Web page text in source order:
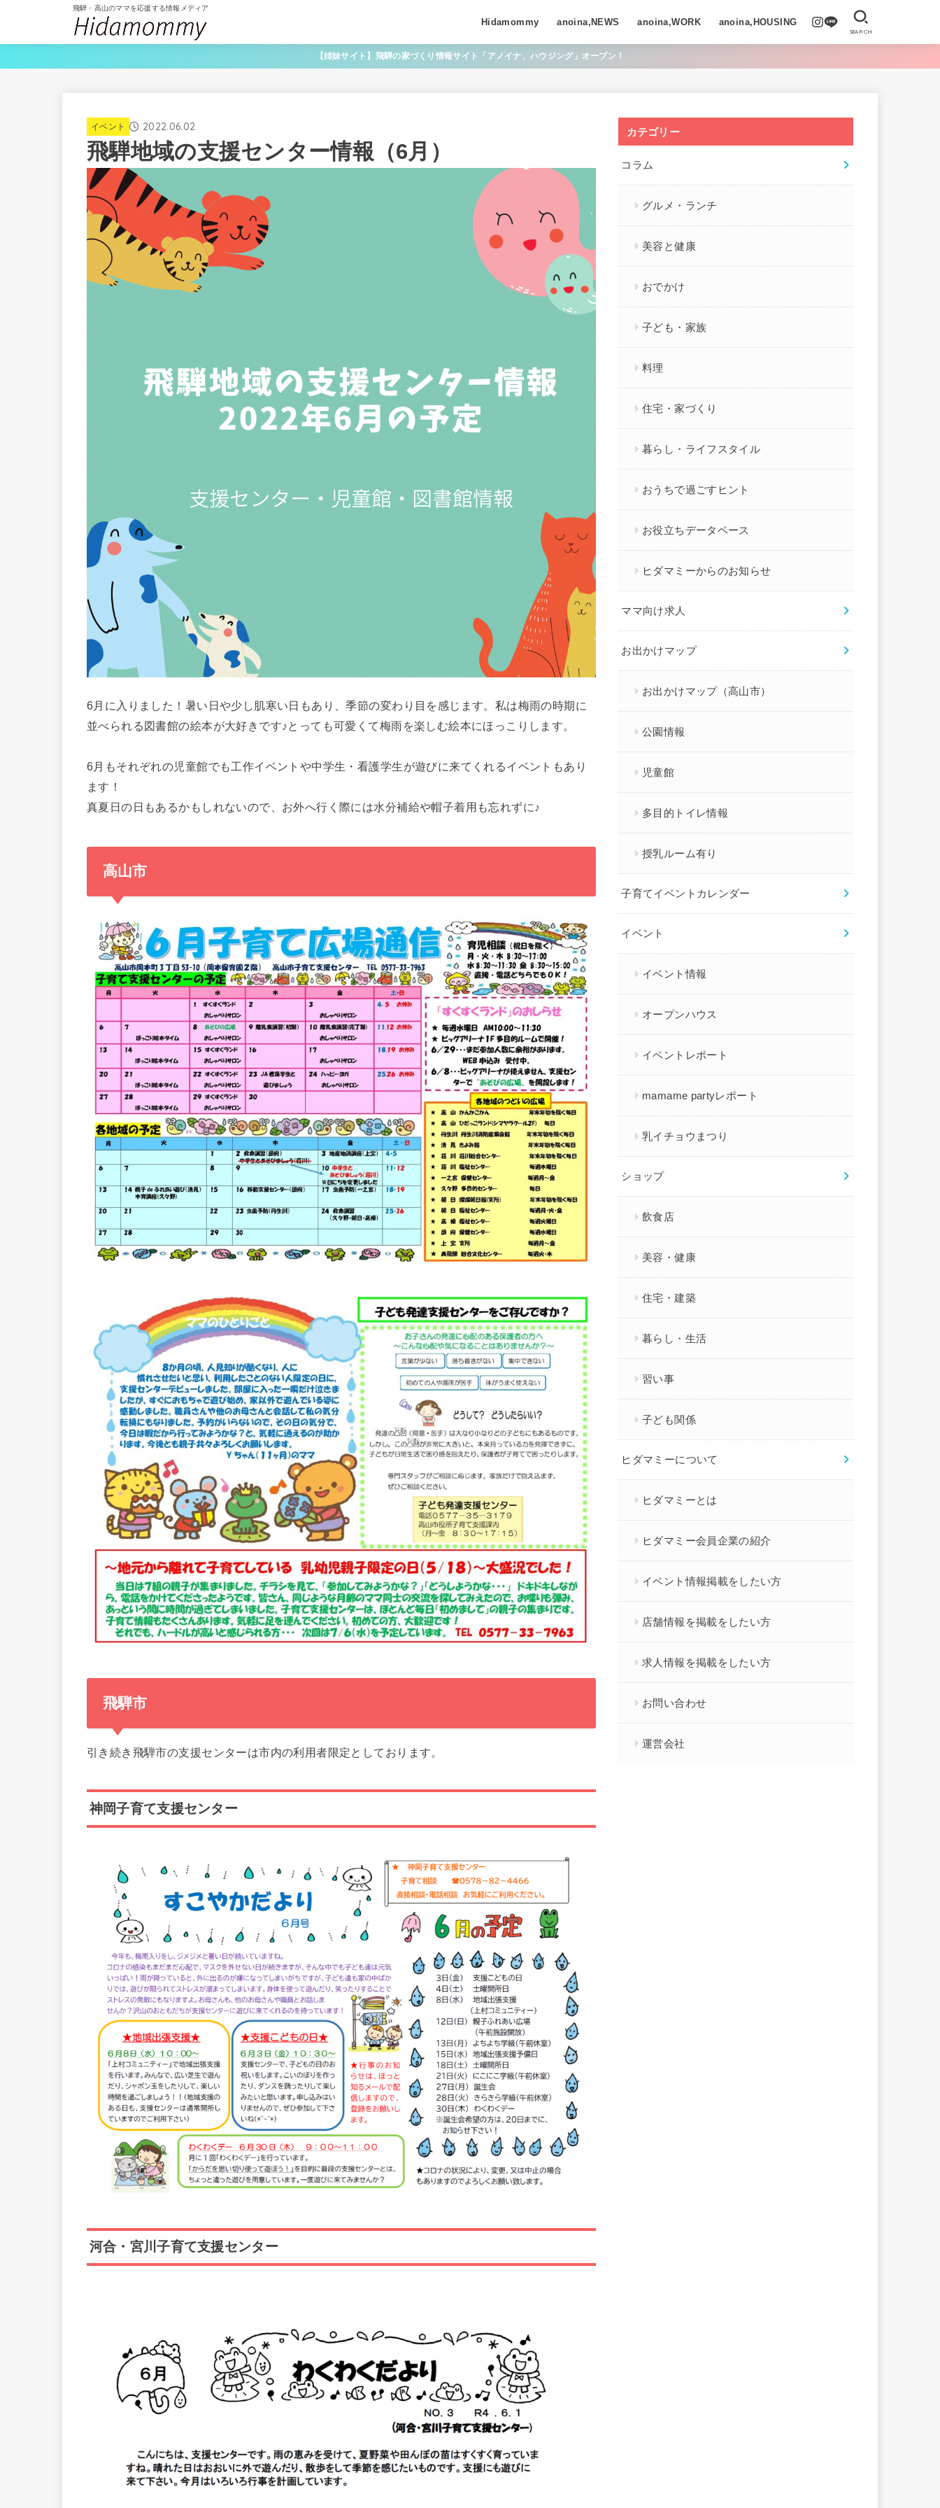
飛騨・高山のママを応援する情報メディア
Hidamommy anoina,NEWS anoina,WORK anoina,HOUSING
SEARCH
【姉妹サイト】飛騨の家づくり情報サイト「アノイナ、ハウジング」オープン！
イベント 2022.06.02
飛騨地域の支援センター情報（6月）
6月に入りました！暑い日や少し肌寒い日もあり、季節の変わり目を感じます。私は梅雨の時期に
並べられる図書館の絵本が大好きです♪とっても可愛くて梅雨を楽しむ絵本にほっこりします。
6月もそれぞれの児童館でも工作イベントや中学生・看護学生が遊びに来てくれるイベントもあり
ます！
真夏日の日もあるかもしれないので、お外へ行く際には水分補給や帽子着用も忘れずに♪
高山市
飛騨市
引き続き飛騨市の支援センターは市内の利用者限定としております。
神岡子育て支援センター
河合・宮川子育て支援センター
カテゴリー
コラム
グルメ・ランチ
美容と健康
おでかけ
子ども・家族
料理
住宅・家づくり
暮らし・ライフスタイル
おうちで過ごすヒント
お役立ちデータベース
ヒダマミーからのお知らせ
ママ向け求人
お出かけマップ
お出かけマップ（高山市）
公園情報
児童館
多目的トイレ情報
授乳ルーム有り
子育てイベントカレンダー
イベント
イベント情報
オープンハウス
イベントレポート
mamame partyレポート
乳イチョウまつり
ショップ
飲食店
美容・健康
住宅・建築
暮らし・生活
習い事
子ども関係
ヒダマミーについて
ヒダマミーとは
ヒダマミー会員企業の紹介
イベント情報掲載をしたい方
店舗情報を掲載をしたい方
求人情報を掲載をしたい方
お問い合わせ
運営会社